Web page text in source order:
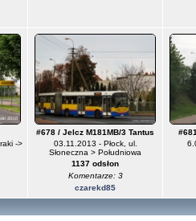
->
#678 / Jelcz M181MB/3 Tantus
03.11.2013 - Płock, ul.
Słoneczna > Południowa
1137 odsłon
Komentarze: 3
czarekd85